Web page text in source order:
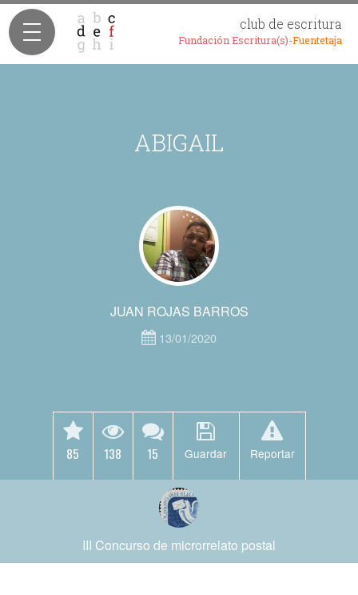
club de escritura
Fundación Escritura(s)-Fuentetaja
ABIGAIL
JUAN ROJAS BARROS
13/01/2020
85 138 15 Guardar Reportar
III Concurso de microrrelato postal